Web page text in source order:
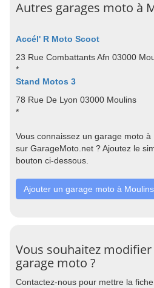
Autres garages moto à
Accél' R Moto Scoot
23 Rue Combattants Afn 03000
*
Stand Motos 3
78 Rue De Lyon 03000 Moulins
*
Vous connaissez un garage moto
sur GarageMoto.net ? Ajoutez le
bouton ci-dessous.
Ajouter un garage moto à Moulins
Vous souhaitez
garage moto ?
Contactez-nous pour mettre la